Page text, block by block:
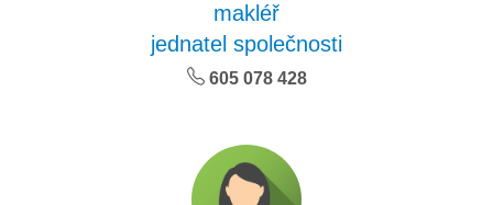
makléř
jednatel společnosti
605 078 428